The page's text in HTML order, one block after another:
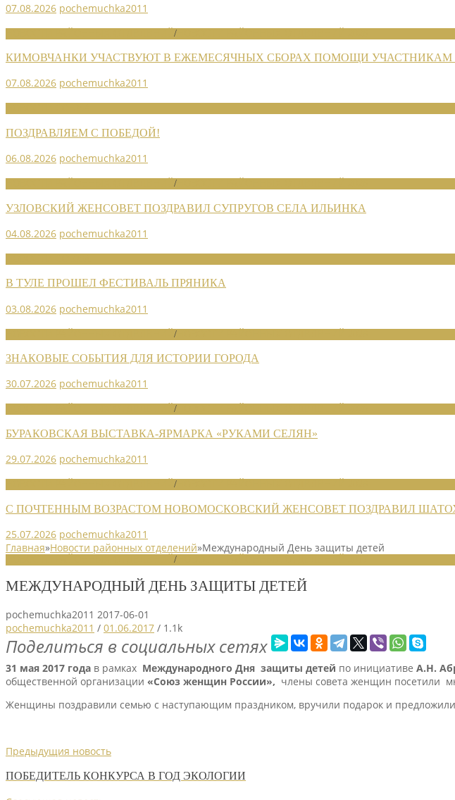
07.08.2026 pochemuchka2011
/
КИМОВЧАНКИ УЧАСТВУЮТ В ЕЖЕМЕСЯЧНЫХ СБОРАХ ПОМОЩИ УЧАСТНИКАМ
07.08.2026 pochemuchka2011
ПОЗДРАВЛЯЕМ С ПОБЕДОЙ!
06.08.2026 pochemuchka2011
/
УЗЛОВСКИЙ ЖЕНСОВЕТ ПОЗДРАВИЛ СУПРУГОВ СЕЛА ИЛЬИНКА
04.08.2026 pochemuchka2011
В ТУЛЕ ПРОШЕЛ ФЕСТИВАЛЬ ПРЯНИКА
03.08.2026 pochemuchka2011
/
ЗНАКОВЫЕ СОБЫТИЯ ДЛЯ ИСТОРИИ ГОРОДА
30.07.2026 pochemuchka2011
/
БУРАКОВСКАЯ ВЫСТАВКА-ЯРМАРКА «РУКАМИ СЕЛЯН»
29.07.2026 pochemuchka2011
/
С ПОЧТЕННЫМ ВОЗРАСТОМ НОВОМОСКОВСКИЙ ЖЕНСОВЕТ ПОЗДРАВИЛ
25.07.2026 pochemuchka2011
Главная»Новости районных отделений»Международный День защиты детей
/
МЕЖДУНАРОДНЫЙ ДЕНЬ ЗАЩИТЫ ДЕТЕЙ
pochemuchka2011 2017-06-01
pochemuchka2011 / 01.06.2017 / 1.1k
Поделиться в социальных сетях
31 мая 2017 года в рамках Международного Дня защиты детей по инициативе А.Н.
общественной организации «Союз женщин России», члены совета женщин посетили
Женщины поздравили семью с наступающим праздником, вручили подарок и
Предыдущия новость
ПОБЕДИТЕЛЬ КОНКУРСА В ГОД ЭКОЛОГИИ